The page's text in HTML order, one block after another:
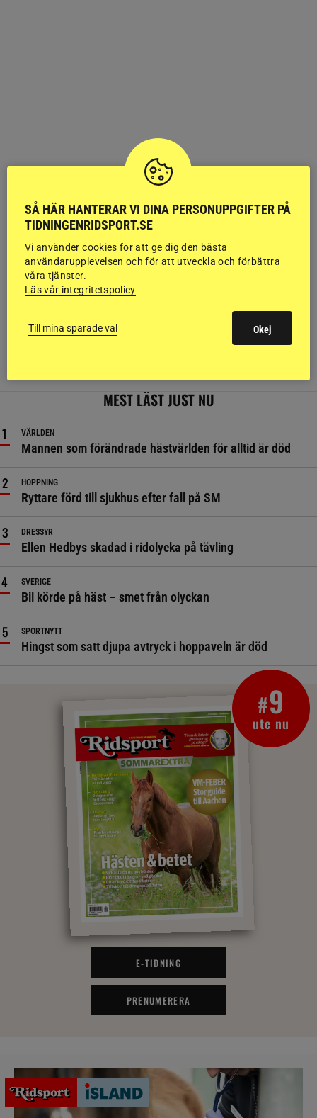
AVEL
Så olika selekteras hingstar i Europa
Så gott som varje land har sitt eget eget
regelverk och specifika upplägg för att selektera fram
avelshingstar. Ridsport har jämfört det svenska
MEST LÄST JUST NU
VÄRLDEN
Mannen som förändrade hästvärlden för alltid är död
HOPPNING
Ryttare förd till sjukhus efter fall på SM
DRESSYR
Ellen Hedbys skadad i ridolycka på tävling
SVERIGE
Bil körde på häst – smet från olyckan
SPORTNYTT
Hingst som satt djupa avtryck i hoppaveln är död
#9
ute nu
E-TIDNING
PRENUMERERA
SÅ HÄR HANTERAR VI DINA PERSONUPPGIFTER PÅ
TIDNINGENRIDSPORT.SE
Vi använder cookies för att ge dig den bästa
användarupplevelsen och för att utveckla och förbättra
våra tjänster.
Läs vår integritetspolicy
Till mina sparade val Okej